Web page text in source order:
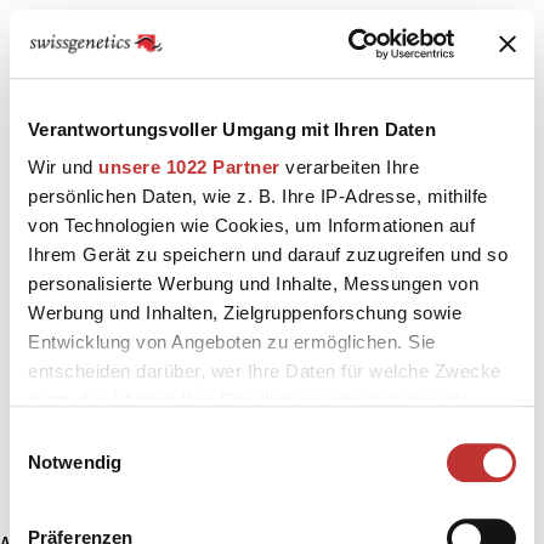
Verantwortungsvoller Umgang mit Ihren Daten
Wir und unsere 1022 Partner verarbeiten Ihre
persönlichen Daten, wie z. B. Ihre IP-Adresse, mithilfe
von Technologien wie Cookies, um Informationen auf
Ihrem Gerät zu speichern und darauf zuzugreifen und so
personalisierte Werbung und Inhalte, Messungen von
Werbung und Inhalten, Zielgruppenforschung sowie
Entwicklung von Angeboten zu ermöglichen. Sie
entscheiden darüber, wer Ihre Daten für welche Zwecke
Trigger Symbol ändern oder widerrufen
Notwendig
Präferenzen